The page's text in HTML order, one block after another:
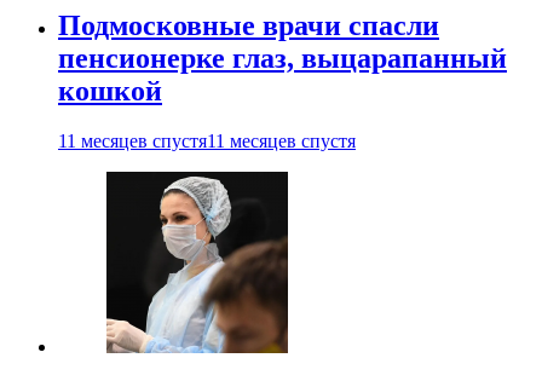
Подмосковные врачи спасли
пенсионерке глаз, выцарапанный
кошкой
11 месяцев спустя11 месяцев спустя